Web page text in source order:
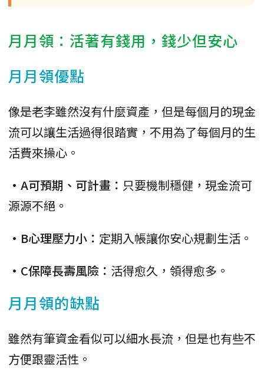
月月領：活著有錢用，錢少但安心
月月領優點
像是老李雖然沒有什麼資產，但是每個月的現金
流可以讓生活過得很踏實，不用為了每個月的生
活費來操心。
•A可預期、可計畫： 只要機制穩健，現金流可
源源不絕。
•B心理壓力小： 定期入帳讓你安心規劃生活。
•C保障長壽風險： 活得愈久，領得愈多。
月月領的缺點
雖然有筆資金看似可以細水長流，但是也有些不
方便跟靈活性。